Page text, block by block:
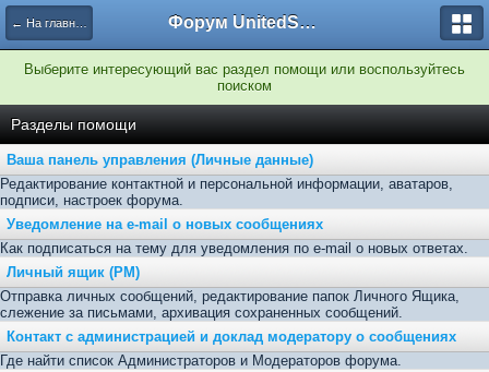
← На главную Форум UnitedSouth
Выберите интересующий вас раздел помощи или воспользуйтесь
поиском
Разделы помощи
Ваша панель управления (Личные данные)
Редактирование контактной и персональной информации, аватаров,
подписи, настроек форума.
Уведомление на e-mail о новых сообщениях
Как подписаться на тему для уведомления по e-mail о новых ответах.
Личный ящик (PM)
Отправка личных сообщений, редактирование папок Личного Ящика,
слежение за письмами, архивация сохраненных сообщений.
Контакт с администрацией и доклад модератору о сообщениях
Где найти список Администраторов и Модераторов форума.